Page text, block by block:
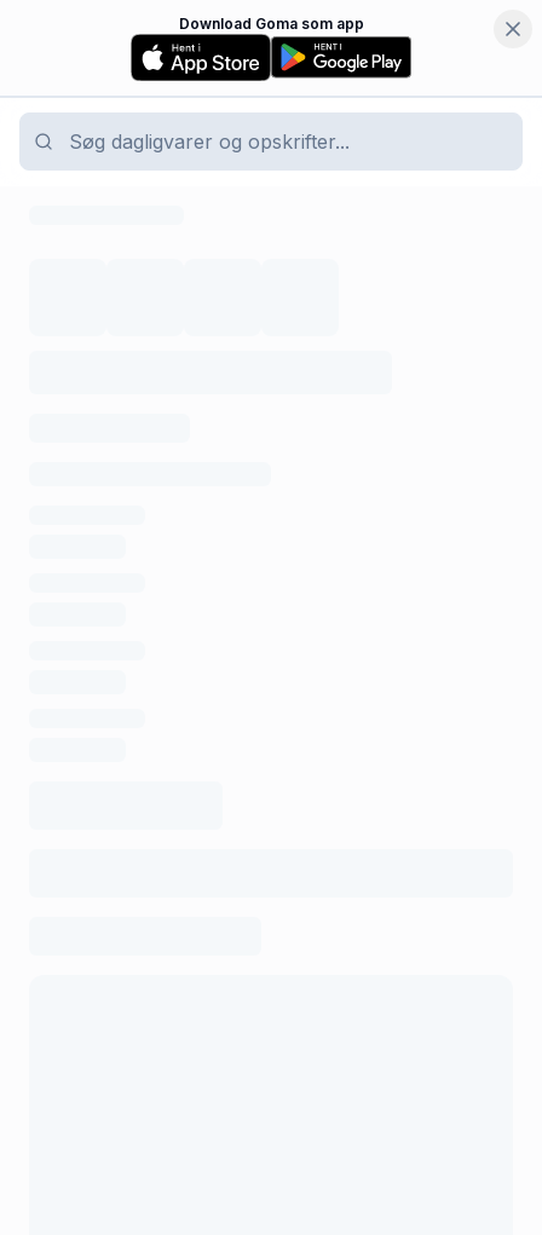
Download Goma som app